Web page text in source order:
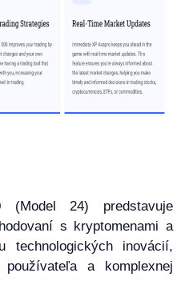
(Model 24) predstavuje
s kryptomenami a
technologických inovácií,
a komplexnej